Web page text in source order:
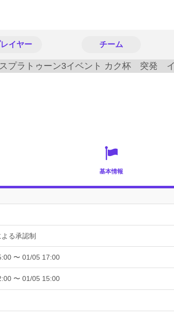
イヤー チーム
基本情報
る承認制
〜 01/05 17:00
〜 01/05 15:00